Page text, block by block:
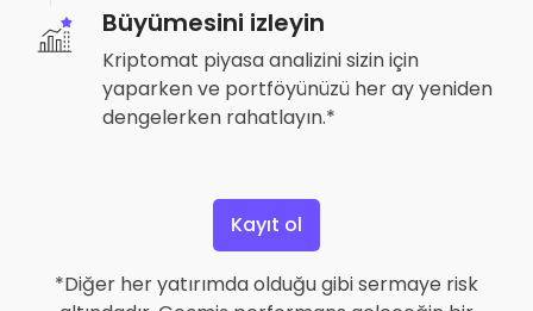
Büyümesini izleyin
Kriptomat piyasa analizini sizin için
yaparken ve portföyünüzü her ay yeniden
dengelerken rahatlayın.*
Kayıt ol
*Diğer her yatırımda olduğu gibi sermaye risk